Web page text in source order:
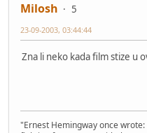
Milosh
5
23-09-2003, 03:44:44
Zna li neko kada film stize u
"Ernest Hemingway once